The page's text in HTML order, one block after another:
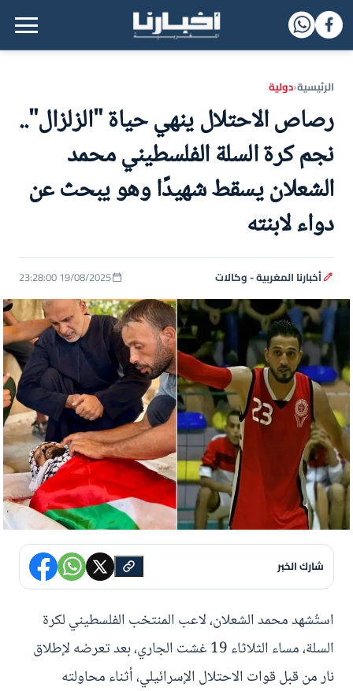
القائمة الرئيسية
الرئيسية‹دولية
رصاص الاحتلال ينهي حياة "الزلزال"..
نجم كرة السلة الفلسطيني محمد
الشعلان يسقط شهيدًا وهو يبحث عن
دواء لابنته
أخبارنا المغربية - وكالات 19/08/2025 23:28:00
شارك الخبر
استُشهد محمد الشعلان، لاعب المنتخب الفلسطيني لكرة
السلة، مساء الثلاثاء 19 غشت الجاري، بعد تعرضه لإطلاق
نار من قبل قوات الاحتلال الإسرائيلي، أثناء محاولته